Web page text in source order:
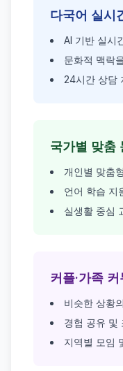
다국어 실시
AI 기반 실시
문화적 맥락
24시간 상담
국가별 맞춤
개인별 맞춤
언어 학습 지
실생활 중심
커플·가족
비슷한 상황
경험 공유 및
지역별 모임